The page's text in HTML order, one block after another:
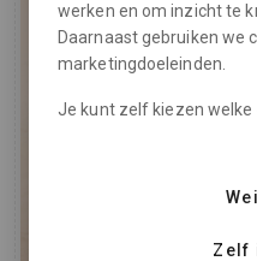
werken en om inzicht te
Daarnaast gebruiken we
marketingdoeleinden.
Je kunt zelf kiezen welke
Zelf